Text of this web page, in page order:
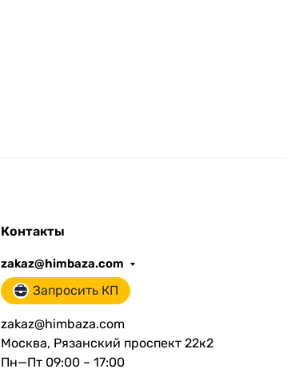
Контакты
zakaz@himbaza.com
Запросить КП
zakaz@himbaza.com
Москва, Рязанский проспект 22к2
Пн—Пт 09:00 – 17:00